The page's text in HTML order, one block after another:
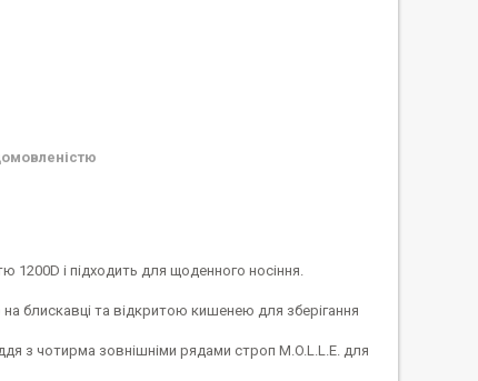
1200D і підходить для щоденного носіння.
блискавці та відкритою кишенею для зберігання
з чотирма зовнішніми рядами строп M.O.L.L.E. для